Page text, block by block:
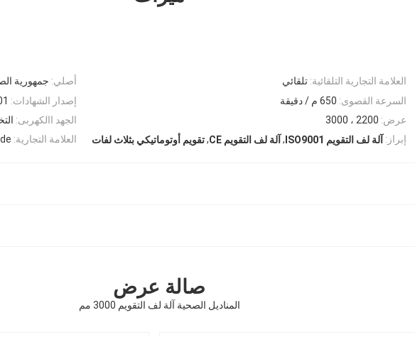
أصلي: جمهورية العلامة التجارية التلقائية: تلقائي
إصدار الشهادات:
السرعة القصوى: 650 م / دقيقة
الجهد االكهربى:
عرض: 2200 ، 3000
العلامة التجارية:
إبراز: آلة لف التقويم ISO9001 , آلة لف التقويم CE ,تقويم أوتوماتيكي بثلاث لفات
صالة عرض
المناديل الصحية آلة لف التقويم 3000 مم